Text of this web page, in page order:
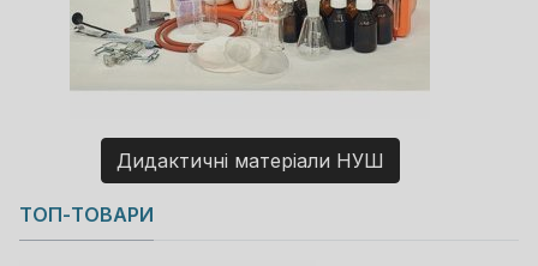
Дидактичні матеріали НУШ
Copyright MAXXmarketing GmbH
JoomShopping Download & Support
ТОП-ТОВАРИ